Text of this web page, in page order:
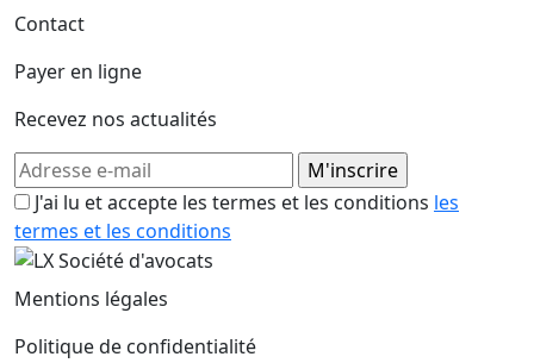
Contact
Payer en ligne
Recevez nos actualités
J'ai lu et accepte les termes et les conditions les
termes et les conditions
Mentions légales
Politique de confidentialité